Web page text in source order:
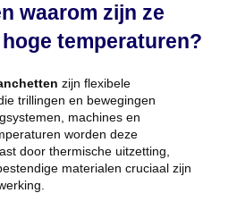
waarom zijn ze
temperaturen?
zijn flexibele
trillingen en bewegingen
machines en
worden deze
door thermische uitzetting,
materialen cruciaal zijn